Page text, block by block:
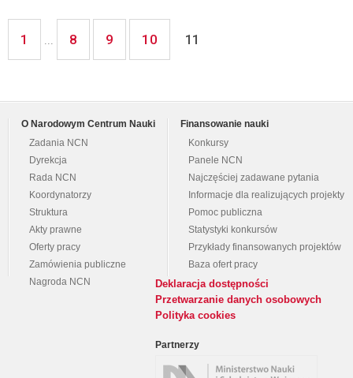
1 ... 8 9 10 11
O Narodowym Centrum Nauki
Zadania NCN
Dyrekcja
Rada NCN
Koordynatorzy
Struktura
Akty prawne
Oferty pracy
Zamówienia publiczne
Nagroda NCN
Finansowanie nauki
Konkursy
Panele NCN
Najczęściej zadawane pytania
Informacje dla realizujących projekty
Pomoc publiczna
Statystyki konkursów
Przykłady finansowanych projektów
Baza ofert pracy
Deklaracja dostępności
Przetwarzanie danych osobowych
Polityka cookies
Partnerzy